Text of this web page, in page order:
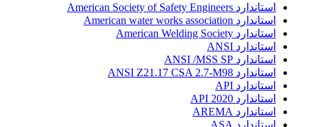
استاندارد American Society of Safety Engineers
استاندارد American water works association
استاندارد American Welding Society
استاندارد ANSI
استاندارد ANSI /MSS SP
استاندارد ANSI Z21.17 CSA 2.7-M98
استاندارد API
استاندارد API 2020
استاندارد AREMA
استاندارد ASA